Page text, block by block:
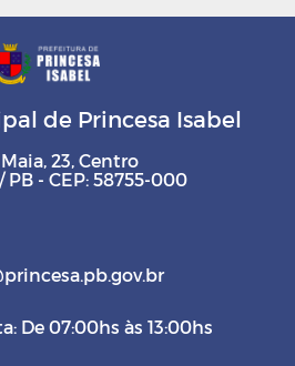
de Princesa Isabel
23, Centro
PB - CEP: 58755-000
De 07:00hs às 13:00hs